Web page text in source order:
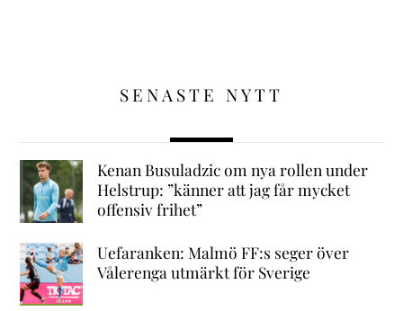
SENASTE NYTT
Kenan Busuladzic om nya rollen under
Helstrup: ”känner att jag får mycket
offensiv frihet”
Uefaranken: Malmö FF:s seger över
Vålerenga utmärkt för Sverige